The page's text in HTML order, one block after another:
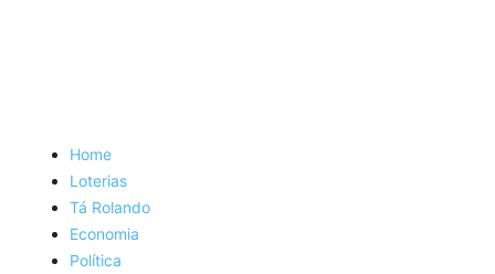
Home
Loterias
Tá Rolando
Economia
Política